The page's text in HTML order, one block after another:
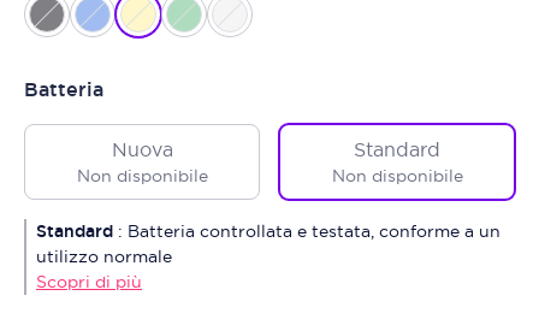
Batteria
Nuova
Non disponibile
Standard
Non disponibile
Standard : Batteria controllata e testata, conforme a un
utilizzo normale
Scopri di più